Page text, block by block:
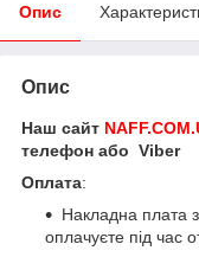
Опис
Опис
Наш сайт
телефон або Viber
Оплата:
Накладна плата
оплачуєте під час